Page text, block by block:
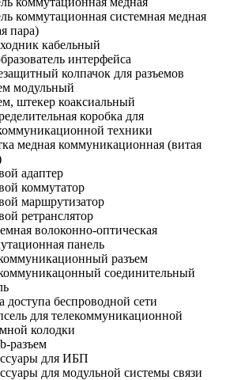
коммутационная системная медная
пара)
кабельный
интерфейса
колпачок для разъемов
модульный
штекер коаксиальный
коробка для
техники
медная коммуникационная (витая
адаптер
коммутатор
маршрутизатор
ретранслятор
волоконно-оптическая
панель
разъем
соединительный
доступа беспроводной сети
для телекоммуникационной
колодки
разъем
для ИБП
для модульной системы связи